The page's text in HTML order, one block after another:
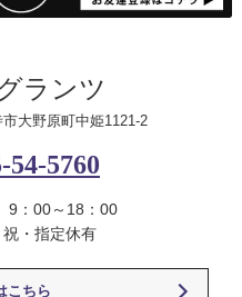
ランツ
大野原町中姫1121-2
5760
：00～18：00
・指定休有
こちら